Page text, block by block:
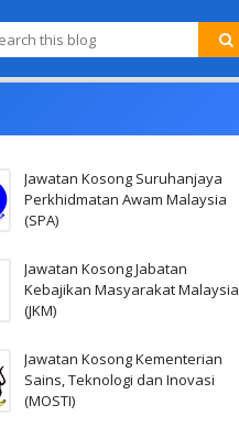
Jawatan Kosong Suruhanjaya
Perkhidmatan Awam Malaysia
(SPA)
Jawatan Kosong Jabatan
Kebajikan Masyarakat Malaysia
(JKM)
Jawatan Kosong Kementerian
Sains, Teknologi dan Inovasi
(MOSTI)